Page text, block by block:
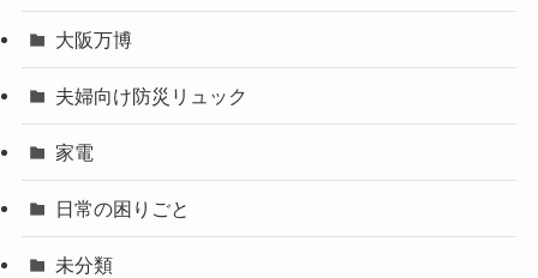
大阪万博
夫婦向け防災リュック
家電
日常の困りごと
未分類